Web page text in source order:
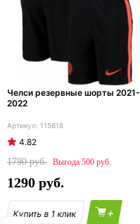
Челси резервные шорты 2021-
2022
115618
4.82
1790
500
1290
+